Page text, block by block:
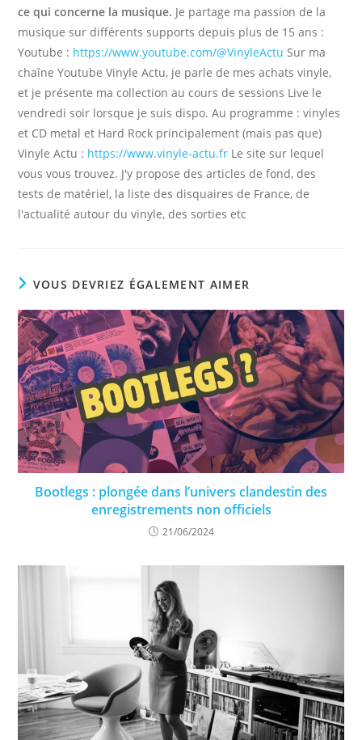
ce qui concerne la musique. Je partage ma passion de la
musique sur différents supports depuis plus de 15 ans :
Youtube : https://www.youtube.com/@VinyleActu Sur ma
chaîne Youtube Vinyle Actu, je parle de mes achats vinyle,
et je présente ma collection au cours de sessions Live le
vendredi soir lorsque je suis dispo. Au programme : vinyles
et CD metal et Hard Rock principalement (mais pas que)
Vinyle Actu : https://www.vinyle-actu.fr Le site sur lequel
vous vous trouvez. J'y propose des articles de fond, des
tests de matériel, la liste des disquaires de France, de
l'actualité autour du vinyle, des sorties etc
VOUS DEVRIEZ ÉGALEMENT AIMER
Bootlegs : plongée dans l’univers clandestin des
enregistrements non officiels
21/06/2024